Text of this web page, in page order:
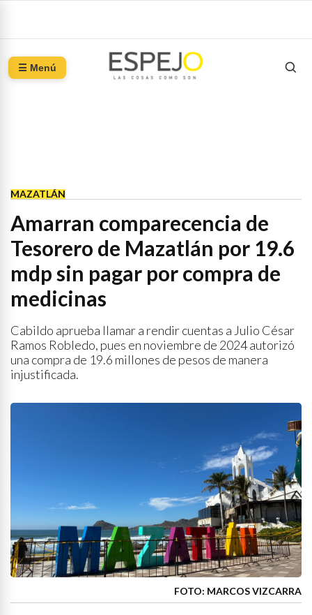
☰ Menú
MAZATLÁN
Amarran comparecencia de
Tesorero de Mazatlán por 19.6
mdp sin pagar por compra de
medicinas
Cabildo aprueba llamar a rendir cuentas a Julio César
Ramos Robledo, pues en noviembre de 2024 autorizó
una compra de 19.6 millones de pesos de manera
injustificada.
FOTO: MARCOS VIZCARRA